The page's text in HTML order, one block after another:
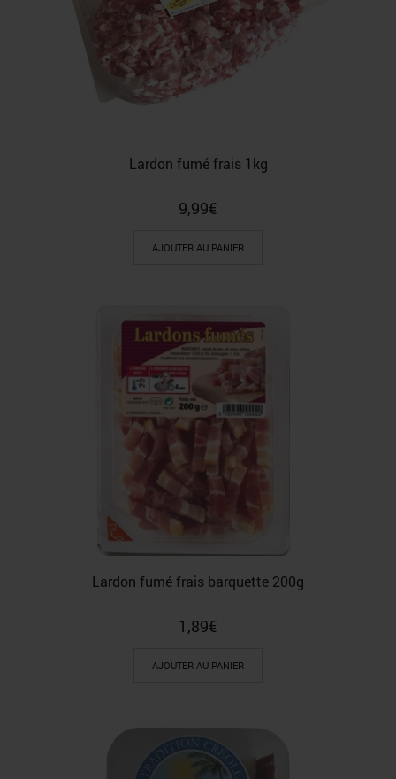
Lardon fumé frais 1kg
9,99€
AJOUTER AU PANIER
Lardon fumé frais barquette 200g
1,89€
AJOUTER AU PANIER